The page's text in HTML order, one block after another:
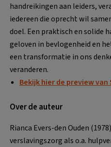
handreikingen aan leiders,
iedereen die oprecht wil
doel. Een praktisch en solide
geloven in bevlogenheid en
een transformatie in ons
veranderen.
Bekijk hier de preview
Over de auteur
Rianca Evers-den Ouden
verslavingszorg als o.a.